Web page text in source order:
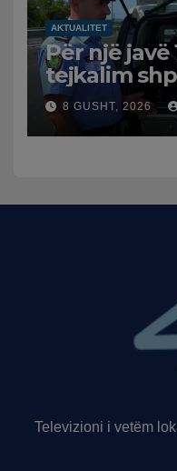
AKTUALITET
Për një javë
tejkalim
publikon
trafikut së
funksion
8 GUSHT, 2026
Televizioni i vetëm